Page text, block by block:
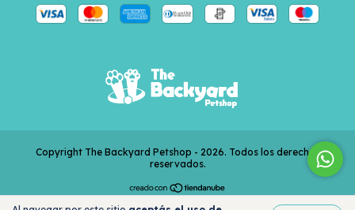
Copyright The Backyard Petshop - 2026. Todos los derechos
reservados.